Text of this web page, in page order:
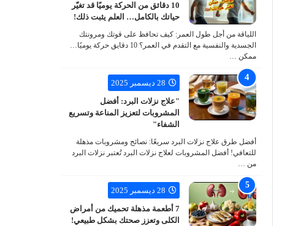
10 دقائق من الحركة يوميًا قد تغيّر
حياتك بالكامل… العلم يثبت ذلك!
اللياقة من أجل طول العمر: كيف تحافظ على قوتك ومرونتك
الجسدية والنفسية مع التقدم في العمر؟ 10 دقايق حركة يوميًا…
ممكن …
28 ديسمبر 2025
"علاج نزلات البرد: أفضل
المشروبات لتعزيز المناعة وتسريع
الشفاء"
أفضل طرق علاج نزلات البرد سريعًا: نصائح ومشروبات مذهلة
للتعافي! أفضل المشروبات لعلاج نزلات البرد تُعتبر نزلات البرد
من …
28 ديسمبر 2025
7 أطعمة مذهلة تحميك من أمراض
الكلى وتعزز صحتك بشكل طبيعي!